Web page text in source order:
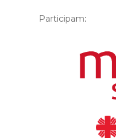
Participam: